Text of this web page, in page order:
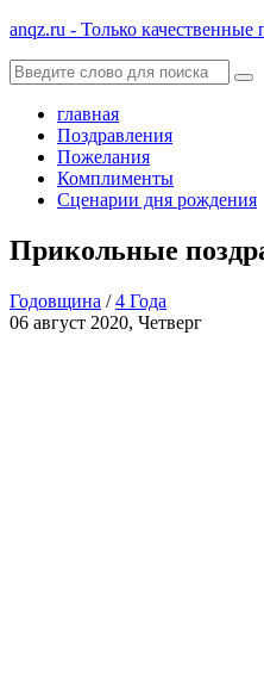
anqz.ru - Только качественные
главная
Поздравления
Пожелания
Комплименты
Сценарии дня рождения
Прикольные
Годовщина /4 Года
06 август 2020, Четверг